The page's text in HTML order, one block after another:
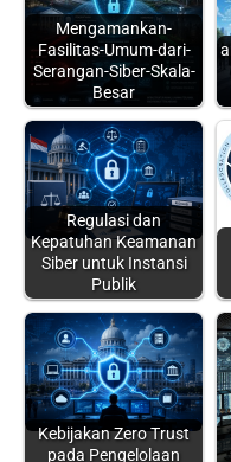
Mengamankan-
Fasilitas-Umum-dari-
Serangan-Siber-Skala-
Besar
Regulasi dan
Kepatuhan Keamanan
Siber untuk Instansi
Publik
Kebijakan Zero Trust
pada Pengelolaan